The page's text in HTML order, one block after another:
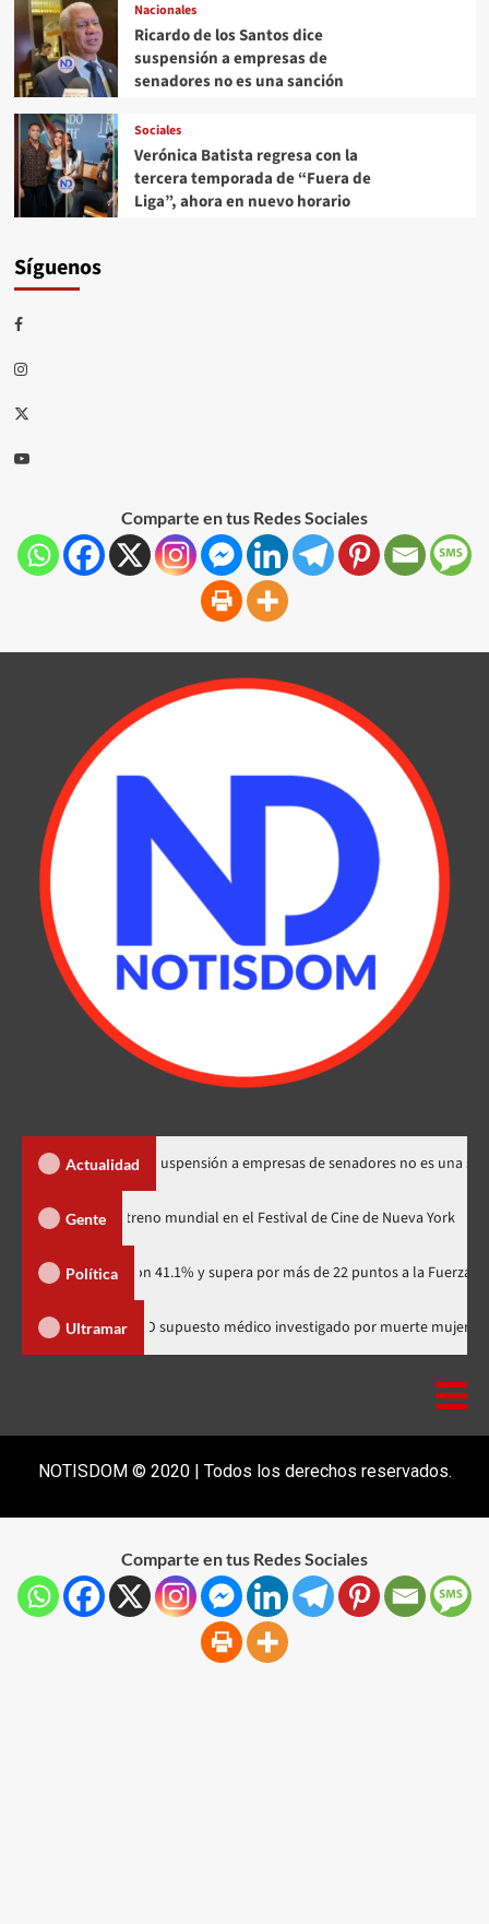
Nacionales
Ricardo de los Santos dice
suspensión a empresas de
senadores no es una sanción
Sociales
Verónica Batista regresa con la
tercera temporada de “Fuera de
Liga”, ahora en nuevo horario
Síguenos
Comparte en tus Redes Sociales
Actualidad
Santos dice suspensión a empresas de senadores no es una sanción
Gente
Minus Zero» tendrá su estreno mundial en el Festival de Cine de
Política
con 41.1% y supera por más de 22 puntos a la Fuerza del Pueblo
Ultramar Salió de RD supuesto médico investigado por
NOTISDOM © 2020 | Todos los derechos reservados.
Comparte en tus Redes Sociales